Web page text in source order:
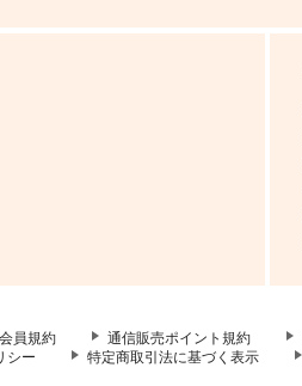
員規約 通信販売ポイント規約
シー
特定商取引法に基づく表示